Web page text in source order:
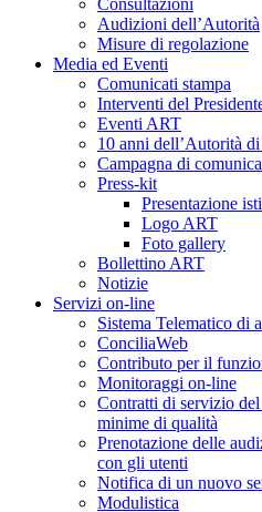
Consultazioni
Audizioni dell’Autorità
Misure di regolazione
Media ed Eventi
Comunicati stampa
Interventi del
Eventi ART
10 anni dell’Autorità
Campagna di
Press-kit
Presentazione
Logo ART
Foto gallery
Bollettino ART
Notizie
Servizi on-line
Sistema Telematico di
ConciliaWeb
Contributo per il
Monitoraggi on-line
Contratti di servizio
minime di qualità
Prenotazione delle
con gli utenti
Notifica di un nuovo
Modulistica